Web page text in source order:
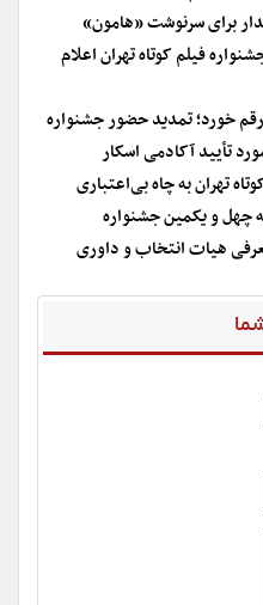
برای سرنوشت «هامون»
فیلم کوتاه تهران اعلام
خورد؛ تمدید حضور جشنواره
تأیید آکادمی اسکار
تهران به چاه بی‌اعتباری
چهل و یکمین جشنواره
هیات انتخاب و داوری